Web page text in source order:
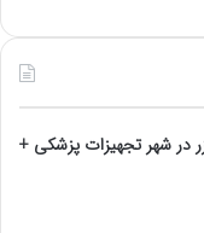
در شهر تجهیزات پزشکی +